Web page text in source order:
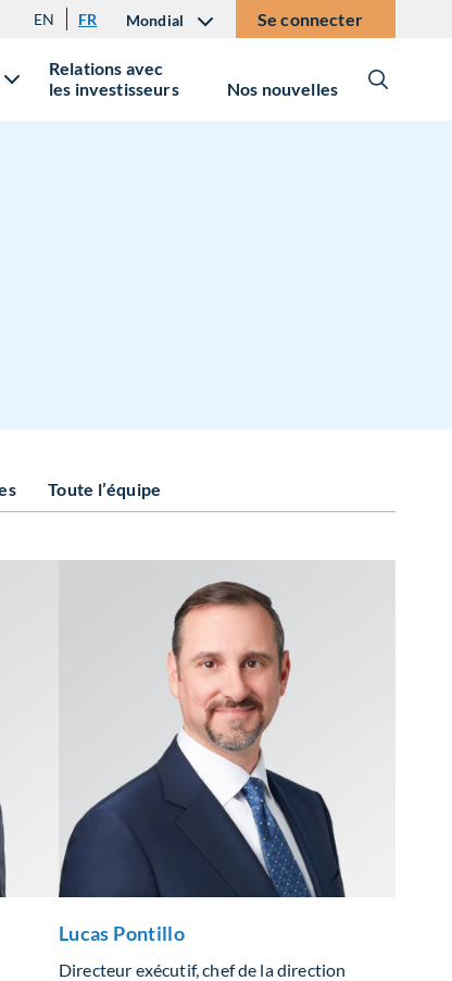
EN FR Mondial Se connecter
Relations avec
les investisseurs
Nos nouvelles
Toute l’équipe
Lucas Pontillo
Directeur exécutif, chef de la direction